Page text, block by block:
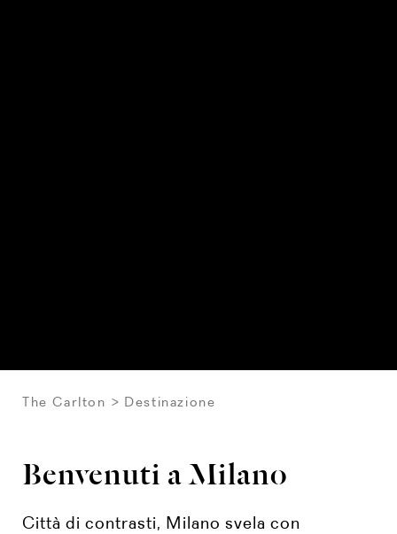
The Carlton Destinazione
Benvenuti a Milano
Città di contrasti, Milano svela con